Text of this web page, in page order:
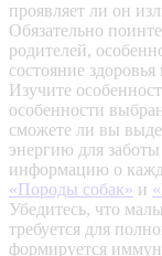
проявляет ли он
Обязательно
родителей,
состояние здоровья
Изучите
особенности
сможете ли вы
энергию для
информацию о
«Породы собак» и
Убедитесь, что
требуется для
формируется